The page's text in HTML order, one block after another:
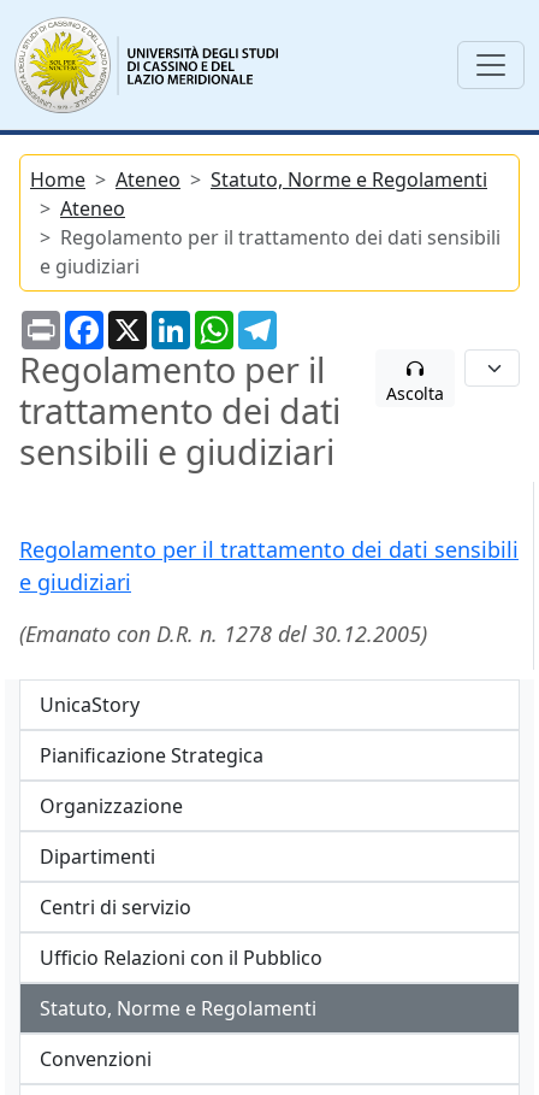
Home Ateneo
Statuto, Norme e Regolamenti
Ateneo
Regolamento per il trattamento dei dati sensibili
e giudiziari
PrintFacebook
X LinkedInWhatsApp
Regolamento per il
trattamento dei dati
sensibili e giudiziari
Ascolta
Regolamento per il trattamento dei dati sensibili
e giudiziari
(Emanato con D.R. n. 1278 del 30.12.2005)
UnicaStory
Pianificazione Strategica
Organizzazione
Dipartimenti
Centri di servizio
Ufficio Relazioni con il Pubblico
Statuto, Norme e Regolamenti
Convenzioni